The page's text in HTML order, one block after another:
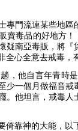
專門流連某些地
賣毒品的好地方
疑南亞毒販，將
心全意去戒毒，
，他自言年青時
少一個月做福音
。他坦言，戒毒
倚靠神的大能，以